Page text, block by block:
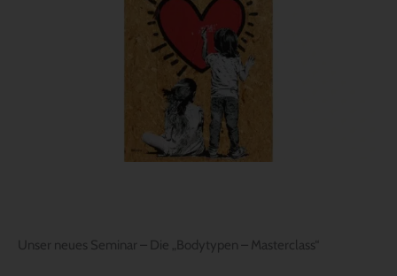
Unser neues Seminar – Die „Bodytypen – Masterclass“